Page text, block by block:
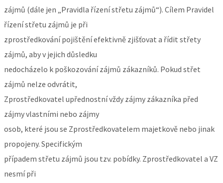
zájmů (dále jen „Pravidla řízení střetu zájmů“). Cílem Pravidel
řízení střetu zájmů je při
zprostředkování pojištění efektivně zjišťovat a řídit střety
zájmů, aby v jejich důsledku
nedocházelo k poškozování zájmů zákazníků. Pokud střet
zájmů nelze odvrátit,
Zprostředkovatel upřednostní vždy zájmy zákazníka před
zájmy vlastními nebo zájmy
osob, které jsou se Zprostředkovatelem majetkově nebo jinak
propojeny. Specifickým
případem střetu zájmů jsou tzv. pobídky. Zprostředkovatel a VZ
nesmí při